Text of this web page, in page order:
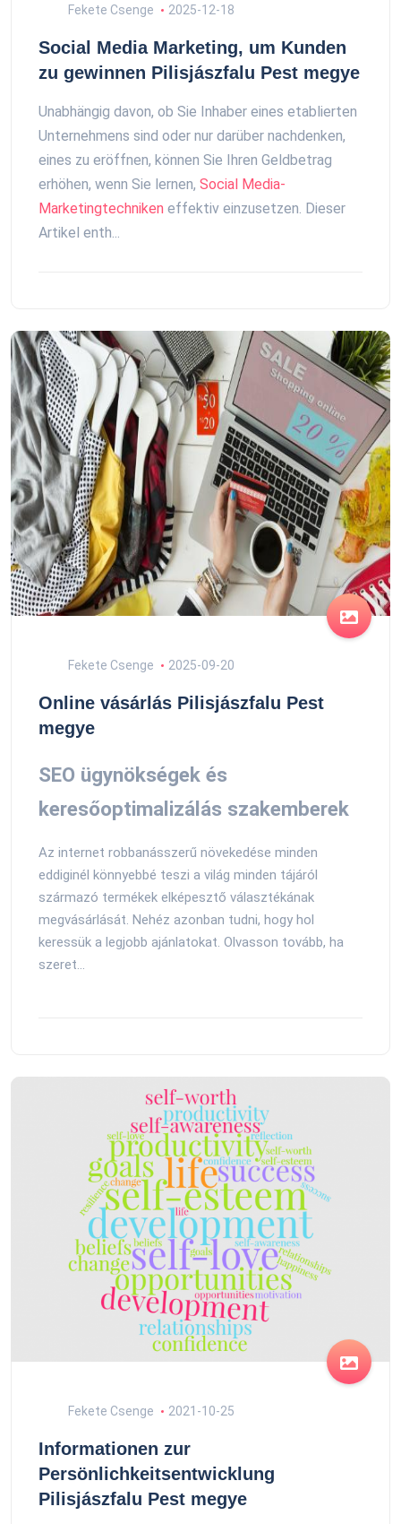
Fekete Csenge 2025-12-18
Social Media Marketing, um Kunden
zu gewinnen Pilisjászfalu Pest megye
Unabhängig davon, ob Sie Inhaber eines etablierten
Unternehmens sind oder nur darüber nachdenken,
eines zu eröffnen, können Sie Ihren Geldbetrag
erhöhen, wenn Sie lernen, Social Media-
Marketingtechniken effektiv einzusetzen. Dieser
Artikel enth...
Fekete Csenge 2025-09-20
Online vásárlás Pilisjászfalu Pest
megye
SEO ügynökségek és
keresőoptimalizálás szakemberek
Az internet robbanásszerű növekedése minden
eddiginél könnyebbé teszi a világ minden tájáról
származó termékek elképesztő választékának
megvásárlását. Nehéz azonban tudni, hogy hol
keressük a legjobb ajánlatokat. Olvasson tovább, ha
szeret...
Fekete Csenge 2021-10-25
Informationen zur
Persönlichkeitsentwicklung
Pilisjászfalu Pest megye